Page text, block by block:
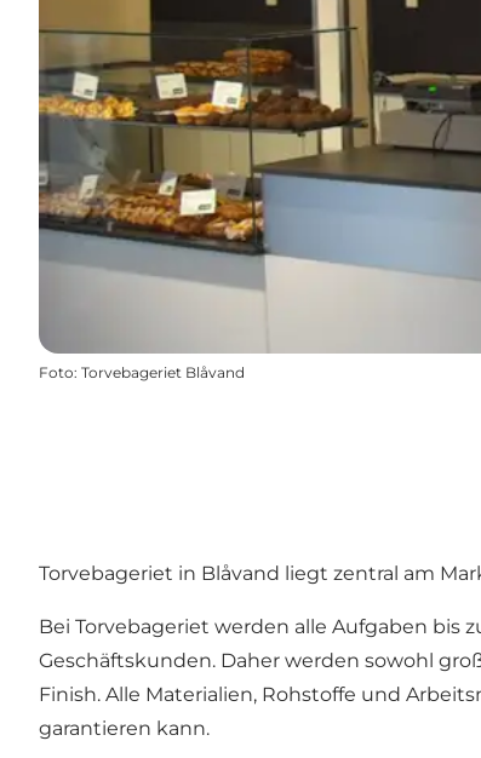
Foto: Torvebageriet Blåvand
Torvebageriet in Blåvand liegt zentral am
Bei Torvebageriet werden alle Aufgaben bis
Geschäftskunden. Daher werden sowohl
Finish. Alle Materialien, Rohstoffe und
garantieren kann.